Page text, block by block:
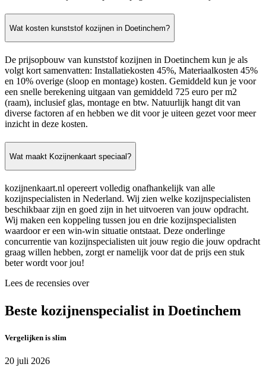
Wat kosten kunststof kozijnen in Doetinchem?
De prijsopbouw van kunststof kozijnen in Doetinchem kun je als
volgt kort samenvatten: Installatiekosten 45%, Materiaalkosten 45%
en 10% overige (sloop en montage) kosten. Gemiddeld kun je voor
een snelle berekening uitgaan van gemiddeld 725 euro per m2
(raam), inclusief glas, montage en btw. Natuurlijk hangt dit van
diverse factoren af en hebben we dit voor je uiteen gezet voor meer
inzicht in deze kosten.
Wat maakt Kozijnenkaart speciaal?
kozijnenkaart.nl opereert volledig onafhankelijk van alle
kozijnspecialisten in Nederland. Wij zien welke kozijnspecialisten
beschikbaar zijn en goed zijn in het uitvoeren van jouw opdracht.
Wij maken een koppeling tussen jou en drie kozijnspecialisten
waardoor er een win-win situatie ontstaat. Deze onderlinge
concurrentie van kozijnspecialisten uit jouw regio die jouw opdracht
graag willen hebben, zorgt er namelijk voor dat de prijs een stuk
beter wordt voor jou!
Lees de recensies over
Beste kozijnenspecialist in Doetinchem
Vergelijken is slim
20 juli 2026